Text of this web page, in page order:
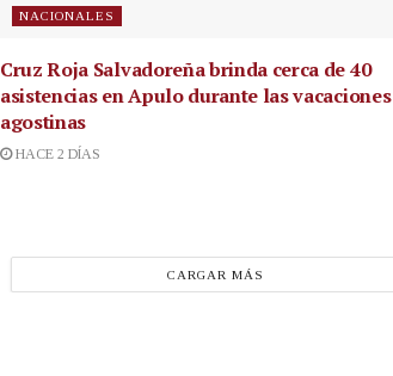
NACIONALES
Cruz Roja Salvadoreña brinda cerca de 40
asistencias en Apulo durante las vacaciones
agostinas
HACE 2 DÍAS
CARGAR MÁS